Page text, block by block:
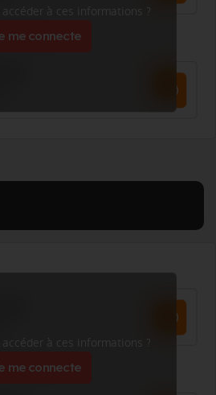
à ces informations ?
me connecte
à ces informations ?
me connecte